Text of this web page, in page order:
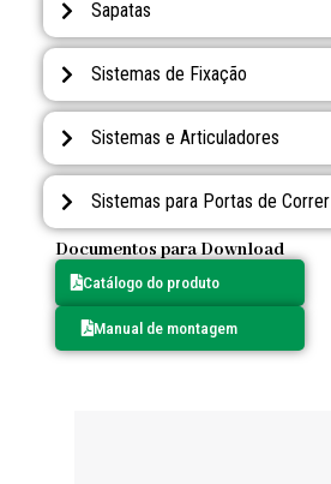
Sapatas
Sistemas de Fixação
Sistemas e Articuladores
Sistemas para Portas de Correr
Documentos para Download
Catálogo do produto
Manual de montagem